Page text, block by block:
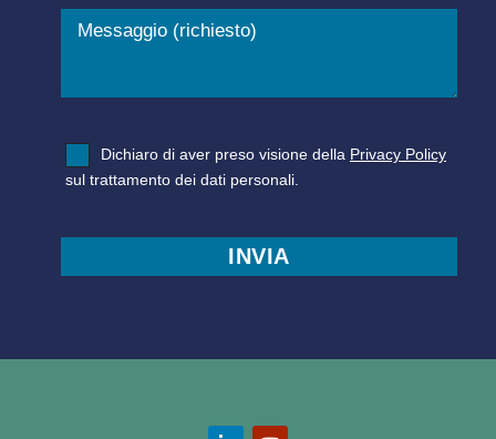
Dichiaro di aver preso visione della Privacy Policy
sul trattamento dei dati personali.